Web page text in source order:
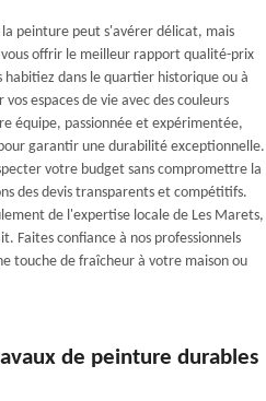
la peinture peut s'avérer délicat, mais
vous offrir le meilleur rapport qualité-prix
dans le quartier historique ou à
espaces de vie avec des couleurs
équipe, passionnée et expérimentée,
garantir une durabilité exceptionnelle.
votre budget sans compromettre la
des devis transparents et compétitifs.
de l'expertise locale de Les Marets,
Faites confiance à nos professionnels
touche de fraîcheur à votre maison ou
de peinture durables